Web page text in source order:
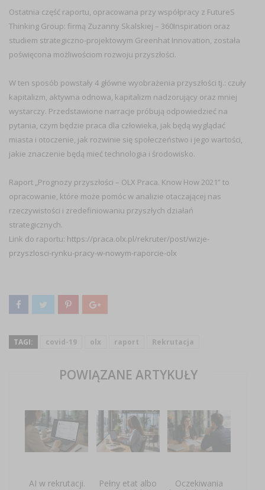
Ostatnia część raportu, opracowana przy współpracy z FutureS
Thinking Group: firmą Zuzanny Skalskiej – 360Inspiration oraz
studiem strategiczno-projektowym Greenhat Innovation, została
poświęcona możliwościom rozwoju przyszłości.
W ten sposób powstały 4 główne wyobrażenia przyszłości tj.: czuły
kapitalizm, aktywna odnowa, kapitalizm nadzorujący oraz mniej
wystarczy. Przedstawione narracje próbują odpowiedzieć na
pytania, czym będzie praca dla człowieka, jak będą wyglądać
miasta i otoczenie, jak rozwinie się społeczeństwo i jego wartości,
jakie znaczenie będą mieć technologia i środowisko.
Raport „Prognozy przyszłości – OLX Praca. Know How 2021” to
opracowanie, które może pomóc w analizie otaczającej nas
rzeczywistości i zredefiniowaniu przyszłych działań
strategicznych.
Link do raportu: https://praca.olx.pl/rekruter/post/wizje-
przyszlosci-rynku-pracy-w-nowym-raporcie-olx
TAGI: covid-19 olx raport Rekrutacja
POWIĄZANE ARTYKUŁY
AI w rekrutacji.
Pełny etat albo
Oczekiwania